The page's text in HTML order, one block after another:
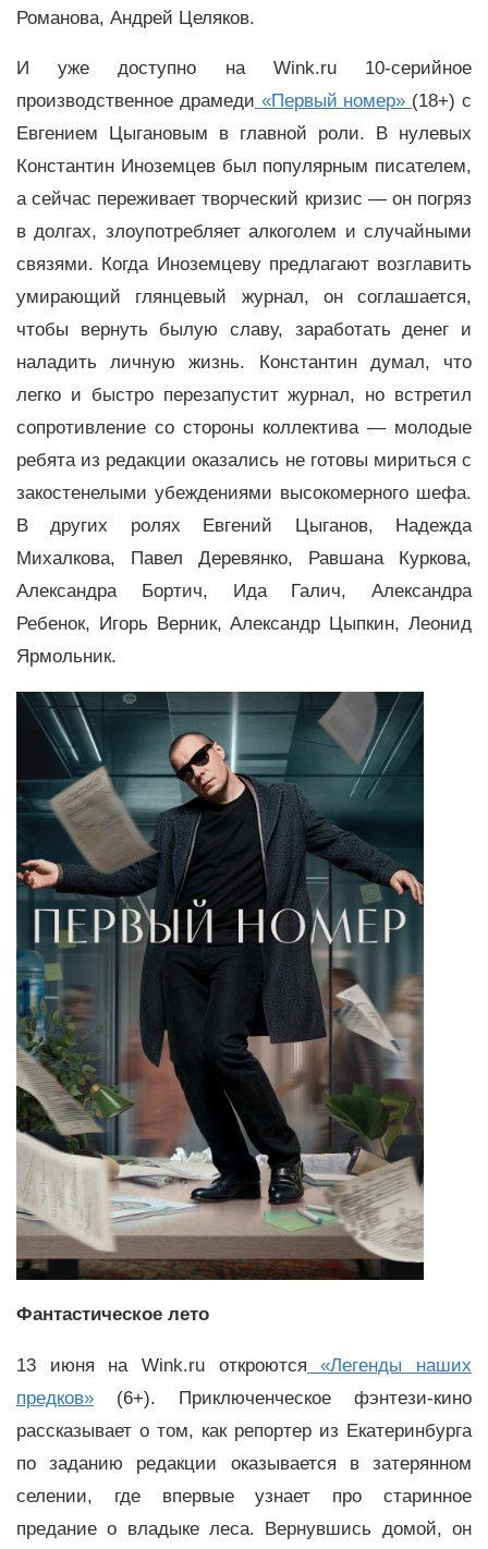
Романова, Андрей Целяков.
И уже доступно на Wink.ru 10-серийное
производственное драмеди «Первый номер» (18+) с
Евгением Цыгановым в главной роли. В нулевых
Константин Иноземцев был популярным писателем,
а сейчас переживает творческий кризис — он погряз
в долгах, злоупотребляет алкоголем и случайными
связями. Когда Иноземцеву предлагают возглавить
умирающий глянцевый журнал, он соглашается,
чтобы вернуть былую славу, заработать денег и
наладить личную жизнь. Константин думал, что
легко и быстро перезапустит журнал, но встретил
сопротивление со стороны коллектива — молодые
ребята из редакции оказались не готовы мириться с
закостенелыми убеждениями высокомерного шефа.
В других ролях Евгений Цыганов, Надежда
Михалкова, Павел Деревянко, Равшана Куркова,
Александра Бортич, Ида Галич, Александра
Ребенок, Игорь Верник, Александр Цыпкин, Леонид
Ярмольник.
Фантастическое лето
13 июня на Wink.ru откроются «Легенды наших
предков» (6+). Приключенческое фэнтези-кино
рассказывает о том, как репортер из Екатеринбурга
по заданию редакции оказывается в затерянном
селении, где впервые узнает про старинное
предание о владыке леса. Вернувшись домой, он